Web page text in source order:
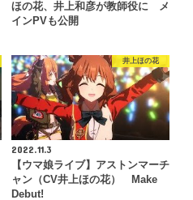
ほの花、井上和彦が教師役に メ
インPVも公開
井上ほの花
2022.11.3
【ウマ娘ライブ】アストンマーチ
ャン（CV井上ほの花） Make
Debut!